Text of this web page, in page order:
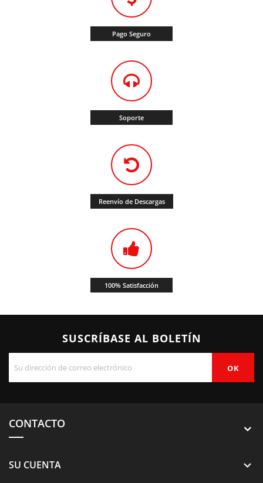
Pago Seguro
Soporte
Reenvío de Descargas
100% Satisfacción
SUSCRÍBASE AL BOLETÍN
CONTACTO
SU CUENTA 